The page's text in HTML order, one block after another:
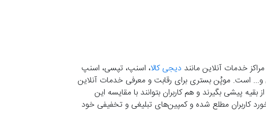
خدمات آنلاین مانند دیجی کالا، اسنپ، تپسی، اسنپ
و... است. موپُن بستری برای رقابت و معرفی خدمات آنلاین
پیشی بگیرند و هم کاربران بتوانند با مقایسه این
کاربران مطلع شده و کمپین‌های تبلیغی و تخفیفی خود